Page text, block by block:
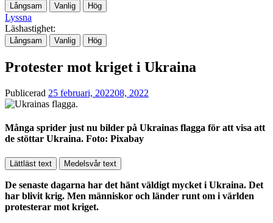
Långsam Vanlig Hög
Lyssna
Läshastighet:
Långsam Vanlig Hög
Protester mot kriget i Ukraina
Publicerad 25 februari, 202208, 2022
Många sprider just nu bilder på Ukrainas flagga för att visa att
de stöttar Ukraina. Foto: Pixabay
Lättläst text Medelsvår text
De senaste dagarna har det hänt väldigt mycket i Ukraina. Det
har blivit krig. Men människor och länder runt om i världen
protesterar mot kriget.